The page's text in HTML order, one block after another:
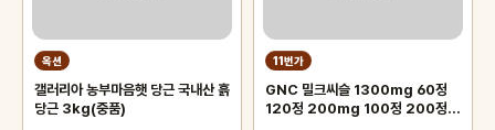
옥션
갤러리아 농부마음햇 당근 국내산 흙
당근 3kg(중품)
11번가
GNC 밀크씨슬 1300mg 60정
120정 200mg 100정 200정